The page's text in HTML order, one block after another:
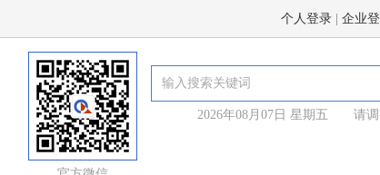
个人登录| 企业
2026年08月07日 星期五 请调